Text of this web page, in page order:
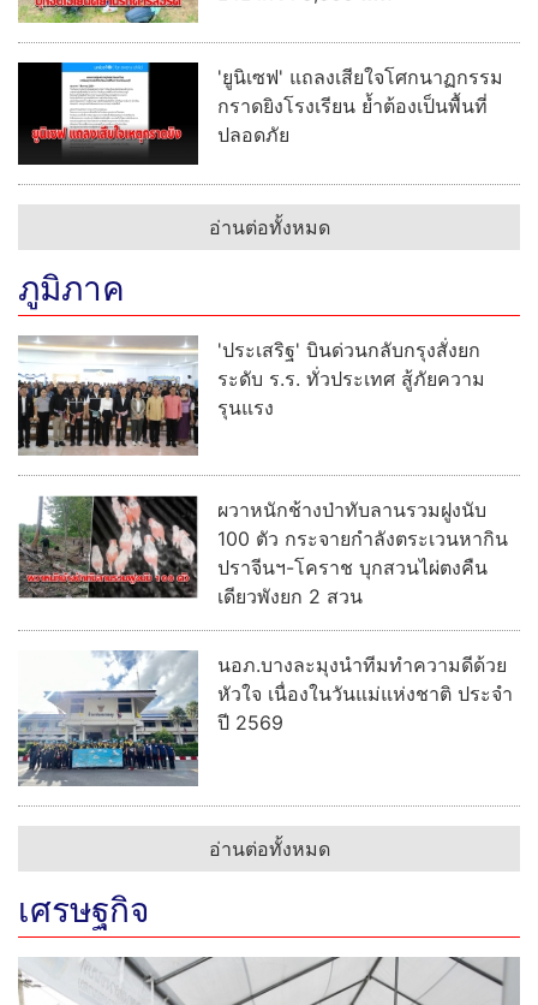
'ยูนิเซฟ' แถลงเสียใจโศกนาฏกรรม
กราดยิงโรงเรียน ย้ำต้องเป็นพื้นที่
ปลอดภัย
อ่านต่อทั้งหมด
ภูมิภาค
'ประเสริฐ' บินด่วนกลับกรุงสั่งยก
ระดับ ร.ร. ทั่วประเทศ สู้ภัยความ
รุนแรง
ผวาหนักช้างป่าทับลานรวมฝูงนับ
100 ตัว กระจายกำลังตระเวนหากิน
ปราจีนฯ-โคราช บุกสวนไผ่ตงคืน
เดียวพังยก 2 สวน
นอภ.บางละมุงนำทีมทำความดีด้วย
หัวใจ เนื่องในวันแม่แห่งชาติ ประจำ
ปี 2569
อ่านต่อทั้งหมด
เศรษฐกิจ